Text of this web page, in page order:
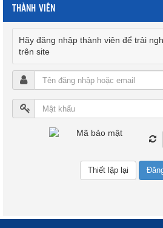
THÀNH VIÊN
Hãy đăng nhập thành viên để trải
trên site